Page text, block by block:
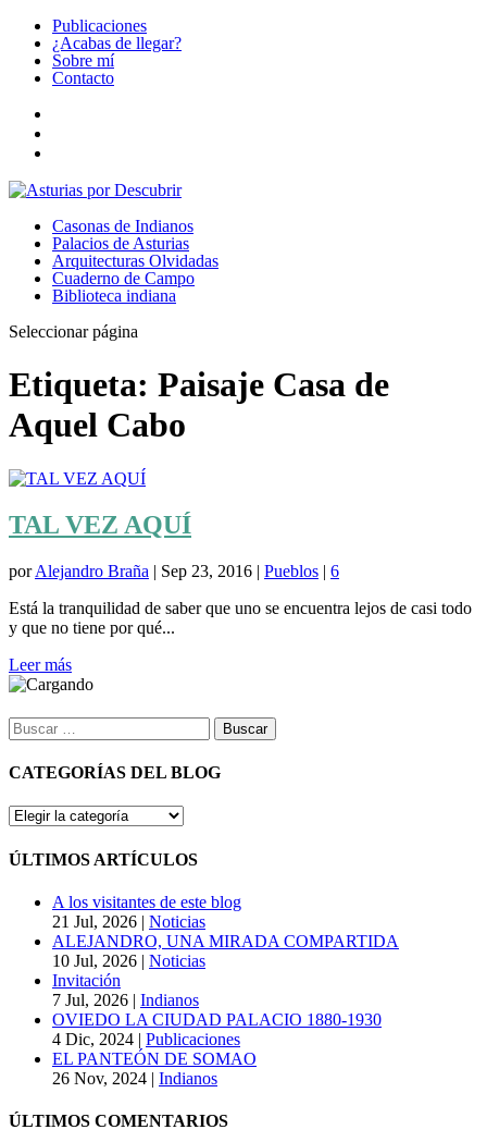
Publicaciones
¿Acabas de llegar?
Sobre mí
Contacto
Casonas de Indianos
Palacios de Asturias
Arquitecturas Olvidadas
Cuaderno de Campo
Biblioteca indiana
Seleccionar página
Etiqueta: Paisaje Casa de
Aquel Cabo
TAL VEZ AQUÍ
porAlejandro Braña | Sep 23, 2016 | Pueblos | 6
Está la tranquilidad de saber que uno se encuentra lejos de casi todo
y que no tiene por qué...
Leer más
Buscar:
CATEGORÍAS DEL BLOG
CATEGORÍAS
BLOG
ÚLTIMOS ARTÍCULOS
A los visitantes de este blog
21 Jul, 2026 | Noticias
ALEJANDRO, UNA MIRADA COMPARTIDA
10 Jul, 2026 | Noticias
Invitación
7 Jul, 2026 | Indianos
OVIEDO LA CIUDAD PALACIO 1880-1930
4 Dic, 2024 | Publicaciones
EL PANTEÓN DE SOMAO
26 Nov, 2024 | Indianos
ÚLTIMOS COMENTARIOS